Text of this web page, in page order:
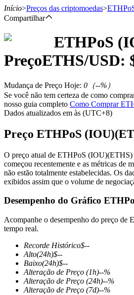
Futuros usando USDT como
Futuros COIN-M
Futuros de criptomoeda
Início>Preços das criptomoedas>
Compartilhar
ETHPoS
PreçoETHS/USD:
Mudança de Preço Hoje: 0 （--%）
Se você não tem certeza de como
nosso guia completo Como Comprar
Dados atualizados em às (UTC+8)
Preço ETHPoS
O preço atual de ETHPoS
começou recentemente e as métricas de
não estão totalmente estabelecidas. Os
exibidos assim que o volume de
Desempenho do Gráfico
Acompanhe o desempenho do preço
tempo real.
Recorde Histórico$--
Alto(24h)$--
Baixo(24h)$--
Alteração de Preço (1h)--%
Alteração de Preço (24h)--%
Alteração de Preço (7d)--%